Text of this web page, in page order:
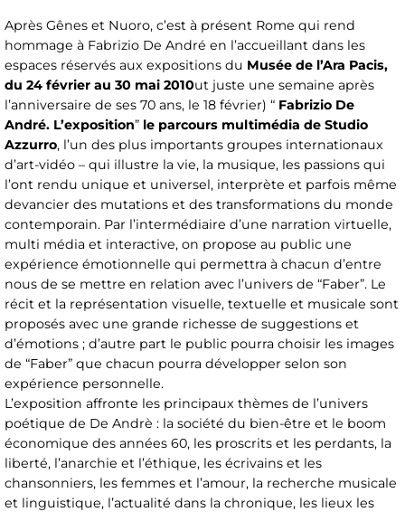
Après Gênes et Nuoro, c’est à présent Rome qui rend
hommage à Fabrizio De André en l’accueillant dans les
espaces réservés aux expositions du Musée de l’Ara Pacis,
du 24 février au 30 mai 2010ut juste une semaine après
l’anniversaire de ses 70 ans, le 18 février) “ Fabrizio De
André. L’exposition” le parcours multimédia de Studio
Azzurro, l’un des plus importants groupes internationaux
d’art-vidéo – qui illustre la vie, la musique, les passions qui
l’ont rendu unique et universel, interprète et parfois même
devancier des mutations et des transformations du monde
contemporain. Par l’intermédiaire d’une narration virtuelle,
multi média et interactive, on propose au public une
expérience émotionnelle qui permettra à chacun d’entre
nous de se mettre en relation avec l’univers de “Faber”. Le
récit et la représentation visuelle, textuelle et musicale sont
proposés avec une grande richesse de suggestions et
d’émotions ; d’autre part le public pourra choisir les images
de “Faber” que chacun pourra développer selon son
expérience personnelle.
L’exposition affronte les principaux thèmes de l’univers
poétique de De Andrè : la société du bien-être et le boom
économique des années 60, les proscrits et les perdants, la
liberté, l’anarchie et l’éthique, les écrivains et les
chansonniers, les femmes et l’amour, la recherche musicale
et linguistique, l’actualité dans la chronique, les lieux les